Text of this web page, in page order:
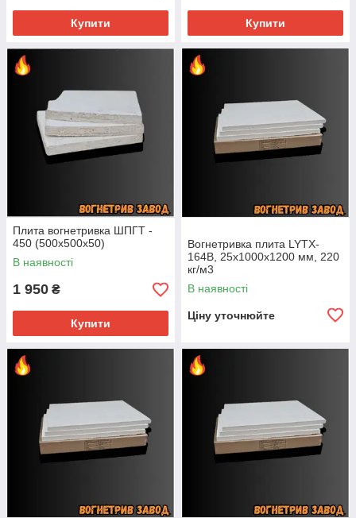
Купити Купити
Плита вогнетривка ШПГТ -
450 (500х500х50)
В наявності
1 950 ₴
Купити
Вогнетривка плита LYTX-
164B, 25х1000х1200 мм, 220
кг/м3
В наявності
Ціну уточнюйте